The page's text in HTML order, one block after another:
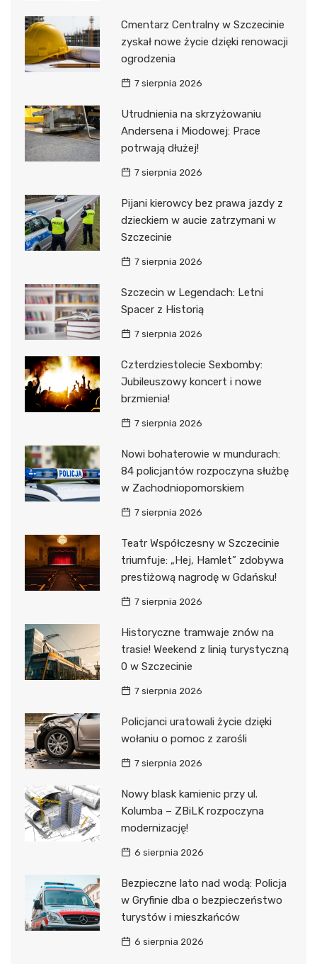
Cmentarz Centralny w Szczecinie
zyskał nowe życie dzięki renowacji
ogrodzenia
7 sierpnia 2026
Utrudnienia na skrzyżowaniu
Andersena i Miodowej: Prace
potrwają dłużej!
7 sierpnia 2026
Pijani kierowcy bez prawa jazdy z
dzieckiem w aucie zatrzymani w
Szczecinie
7 sierpnia 2026
Szczecin w Legendach: Letni
Spacer z Historią
7 sierpnia 2026
Czterdziestolecie Sexbomby:
Jubileuszowy koncert i nowe
brzmienia!
7 sierpnia 2026
Nowi bohaterowie w mundurach:
84 policjantów rozpoczyna służbę
w Zachodniopomorskiem
7 sierpnia 2026
Teatr Współczesny w Szczecinie
triumfuje: „Hej, Hamlet” zdobywa
prestiżową nagrodę w Gdańsku!
7 sierpnia 2026
Historyczne tramwaje znów na
trasie! Weekend z linią turystyczną
0 w Szczecinie
7 sierpnia 2026
Policjanci uratowali życie dzięki
wołaniu o pomoc z zarośli
7 sierpnia 2026
Nowy blask kamienic przy ul.
Kolumba – ZBiLK rozpoczyna
modernizację!
6 sierpnia 2026
Bezpieczne lato nad wodą: Policja
w Gryfinie dba o bezpieczeństwo
turystów i mieszkańców
6 sierpnia 2026